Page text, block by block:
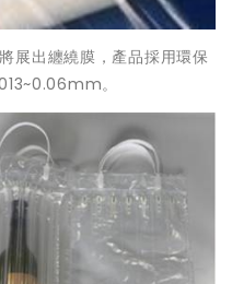
展出纏繞膜，產品採用環保
。